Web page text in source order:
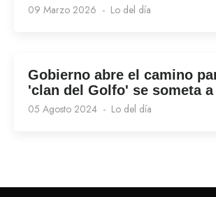
09 Marzo 2026 Lo del día
Gobierno abre el camino
'clan del Golfo' se someta
05 Agosto 2024 Lo del día